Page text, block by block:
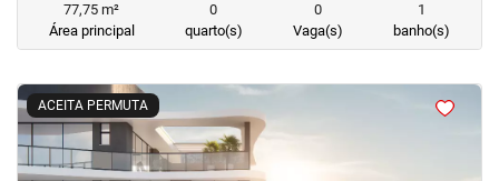
77,75 m²
Área principal
0
quarto(s)
0
Vaga(s)
1
banho(s)
ACEITA PERMUTA
<<<<